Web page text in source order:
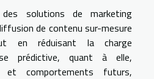
des solutions de marketing
de contenu sur-mesure
en réduisant la charge
prédictive, quant à elle,
et comportements futurs,